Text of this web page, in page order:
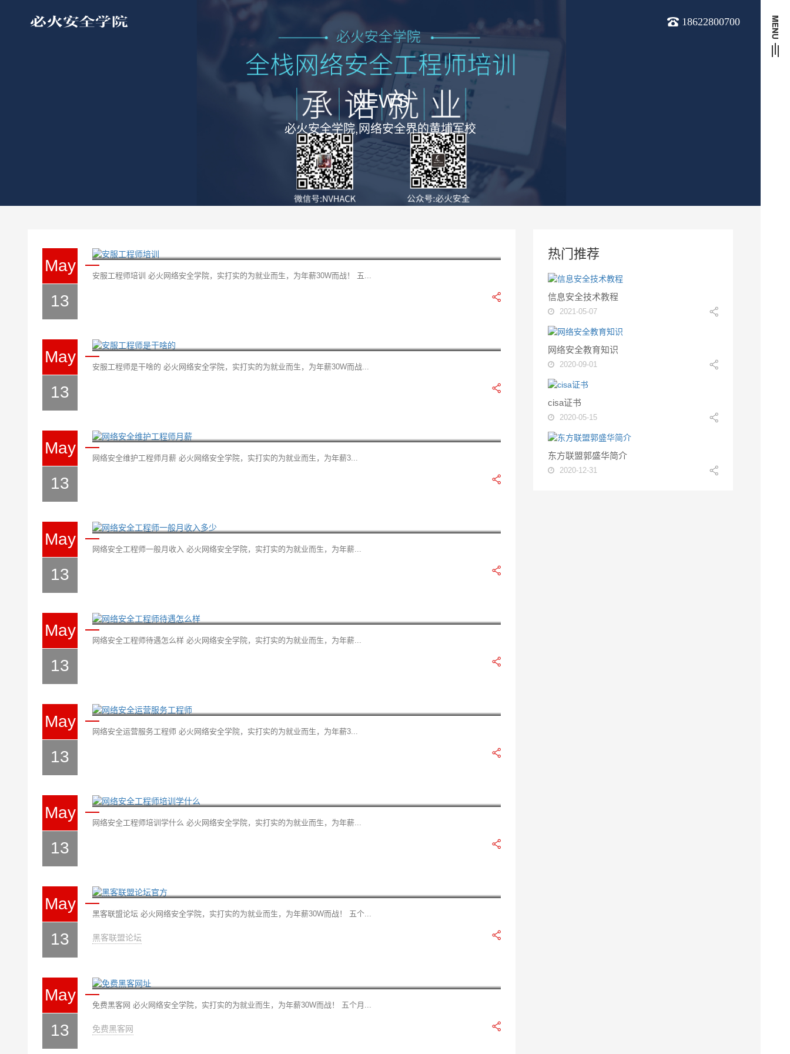
18622800700
NEWS
必火安全学院,网络安全界的黄埔军校
May
13
安服工程师培训 必火网络安全学院，实打实的为就业而生，为年薪30W而战！ 五...
May
13
安服工程师是干啥的 必火网络安全学院，实打实的为就业而生，为年薪30W而战...
May
13
网络安全维护工程师月薪 必火网络安全学院，实打实的为就业而生，为年薪3...
May
13
网络安全工程师一般月收入 必火网络安全学院，实打实的为就业而生，为年薪...
May
13
网络安全工程师待遇怎么样 必火网络安全学院，实打实的为就业而生，为年薪...
May
13
网络安全运营服务工程师 必火网络安全学院，实打实的为就业而生，为年薪3...
May
13
网络安全工程师培训学什么 必火网络安全学院，实打实的为就业而生，为年薪...
May
13
黑客联盟论坛 必火网络安全学院，实打实的为就业而生，为年薪30W而战！ 五个...
黑客联盟论坛
May
13
免费黑客网 必火网络安全学院，实打实的为就业而生，为年薪30W而战！ 五个月...
免费黑客网
热门推荐
信息安全技术教程
2021-05-07
网络安全教育知识
2020-09-01
cisa证书
2020-05-15
东方联盟郭盛华简介
2020-12-31